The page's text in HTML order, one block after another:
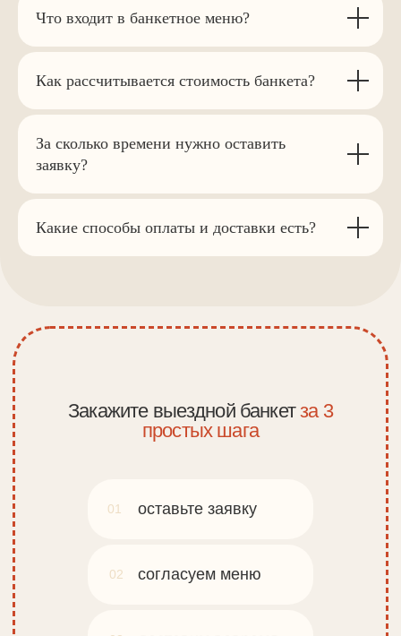
Закажите
звонок
Что входит в банкетное меню?
Как рассчитывается стоимость банкета?
За сколько времени нужно оставить
заявку?
Какие способы оплаты и доставки есть?
Согласие на обработку